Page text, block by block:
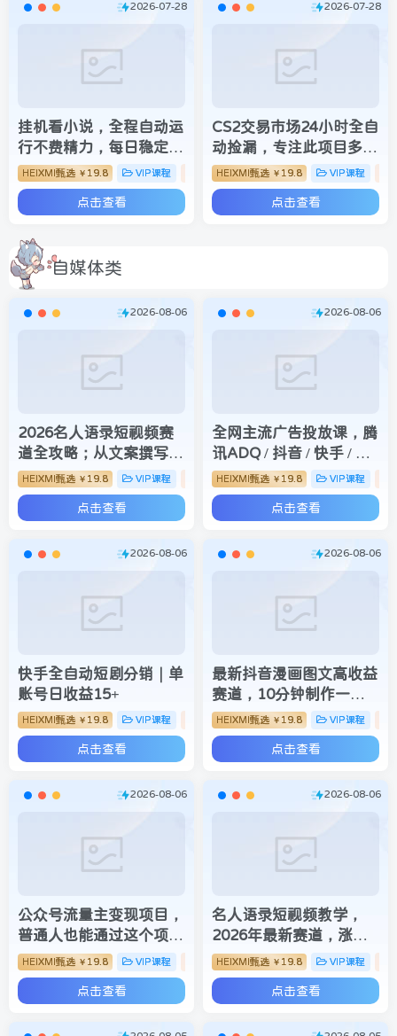
2026-07-28
挂机看小说，全程自动运
行不费精力，每日稳定赚
三百
HEIXMI甄选 ￥ 19.8 VIP课程 脚本挂机
点击查看
2026-07-28
CS2交易市场24小时全自
动捡漏，专注此项目多
年，视频登各种方式验
证，欢迎咨询，全程只需
自己的手机就可完成所有
HEIXMI甄选 ￥ 19.8 VIP课程
点击查看
自媒体类
2026-08-06
2026名人语录短视频赛
道全攻略；从文案撰写到
声音克隆部署，系统掌握
涨粉变现双赢制作技术
HEIXMI甄选 ￥ 19.8 VIP课程 自媒体类
点击查看
2026-08-06
全网主流广告投放课，腾
讯ADQ / 抖音 / 快手 / B
站实操教学，手把手教投
手赚钱变现，全套变现拆
解稳定出单
HEIXMI甄选 ￥ 19.8 VIP课程
点击查看
2026-08-06
快手全自动短剧分销｜单
账号日收益15+
HEIXMI甄选 ￥ 19.8 VIP课程 自媒体类
点击查看
2026-08-06
最新抖音漫画图文高收益
赛道，10分钟制作一个
作品，稳拿创作者伙伴计
划收益
HEIXMI甄选 ￥ 19.8 VIP课程
点击查看
2026-08-06
公众号流量主变现项目，
普通人也能通过这个项目
日入四位数(更新26年8
月)
HEIXMI甄选 ￥ 19.8 VIP课程 自媒体类
点击查看
2026-08-06
名人语录短视频教学，
2026年最新赛道，涨粉
变现两不误
HEIXMI甄选 ￥ 19.8 VIP课程
点击查看